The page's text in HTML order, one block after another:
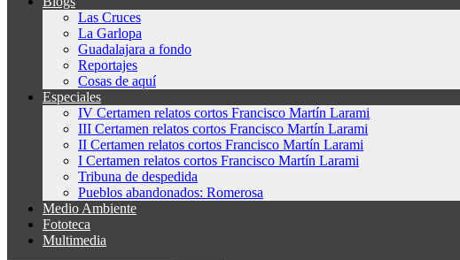
Las Cruces
La Garlopa
Guadalajara a fondo
Reportajes
Cosas de aquí
Especiales
IV Certamen relatos cortos Francisco Martín Larami
III Certamen relatos cortos Francisco Martín Larami
II Certamen relatos cortos Francisco Martín Larami
I Certamen relatos cortos Francisco Martín Larami
Tribuna de despedida
Pueblos abandonados: Romerosa
Medio Ambiente
Fototeca
Multimedia